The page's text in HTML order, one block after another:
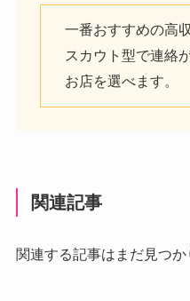
一番おすすめの高
スカウト型で連絡
お店を選べます。
関連記事
関連する記事はまだ見つか